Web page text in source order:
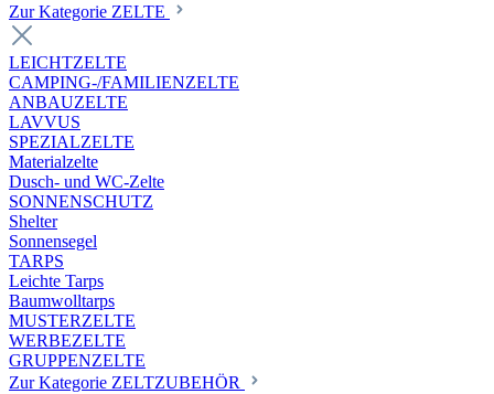
Zur Kategorie ZELTE
LEICHTZELTE
CAMPING-/FAMILIENZELTE
ANBAUZELTE
LAVVUS
SPEZIALZELTE
Materialzelte
Dusch- und WC-Zelte
SONNENSCHUTZ
Shelter
Sonnensegel
TARPS
Leichte Tarps
Baumwolltarps
MUSTERZELTE
WERBEZELTE
GRUPPENZELTE
Zur Kategorie ZELTZUBEHÖR